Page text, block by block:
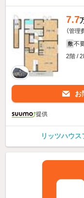
7.7
（管理
敷 不
2階 /
お
提供
リッツハウ